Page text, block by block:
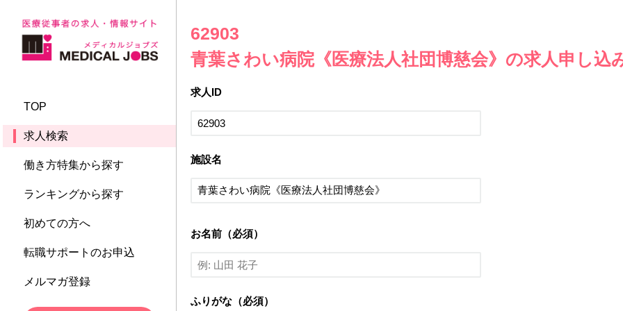
TOP
求人検索
働き方特集から探す
ランキングから探す
初めての方へ
転職サポートのお申込
メルマガ登録
62903
青葉さわい病院《医療法人社団博慈会》の求人申し込
求人ID
施設名
お名前（必須）
ふりがな（必須）